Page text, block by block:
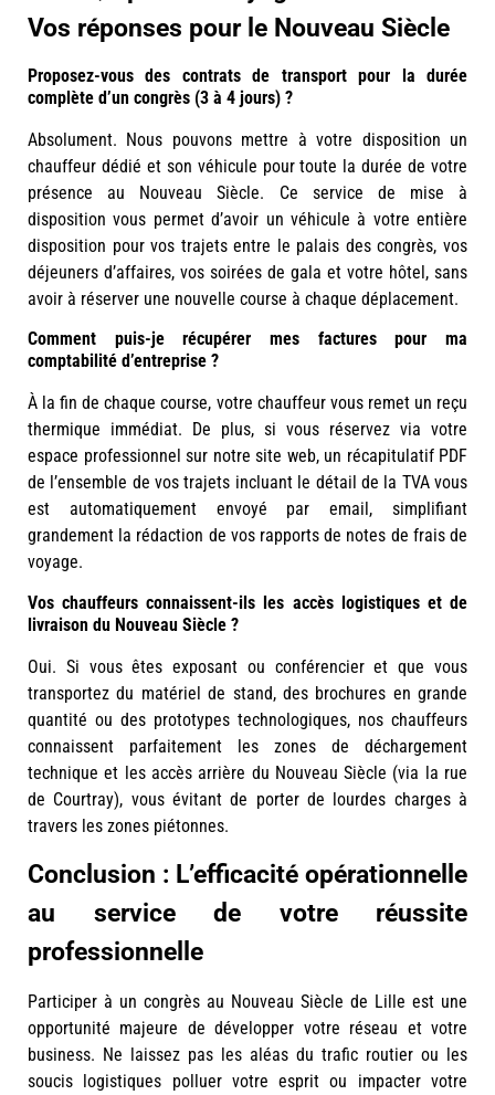
Vos réponses pour le Nouveau Siècle
Proposez-vous des contrats de transport pour la durée
complète d’un congrès (3 à 4 jours) ?
Absolument. Nous pouvons mettre à votre disposition un
chauffeur dédié et son véhicule pour toute la durée de votre
présence au Nouveau Siècle. Ce service de mise à
disposition vous permet d’avoir un véhicule à votre entière
disposition pour vos trajets entre le palais des congrès, vos
déjeuners d’affaires, vos soirées de gala et votre hôtel, sans
avoir à réserver une nouvelle course à chaque déplacement.
Comment puis-je récupérer mes factures pour ma
comptabilité d’entreprise ?
À la fin de chaque course, votre chauffeur vous remet un reçu
thermique immédiat. De plus, si vous réservez via votre
espace professionnel sur notre site web, un récapitulatif PDF
de l’ensemble de vos trajets incluant le détail de la TVA vous
est automatiquement envoyé par email, simplifiant
grandement la rédaction de vos rapports de notes de frais de
voyage.
Vos chauffeurs connaissent-ils les accès logistiques et de
livraison du Nouveau Siècle ?
Oui. Si vous êtes exposant ou conférencier et que vous
transportez du matériel de stand, des brochures en grande
quantité ou des prototypes technologiques, nos chauffeurs
connaissent parfaitement les zones de déchargement
technique et les accès arrière du Nouveau Siècle (via la rue
de Courtray), vous évitant de porter de lourdes charges à
travers les zones piétonnes.
Conclusion : L’efficacité opérationnelle
au service de votre réussite
professionnelle
Participer à un congrès au Nouveau Siècle de Lille est une
opportunité majeure de développer votre réseau et votre
business. Ne laissez pas les aléas du trafic routier ou les
soucis logistiques polluer votre esprit ou impacter votre